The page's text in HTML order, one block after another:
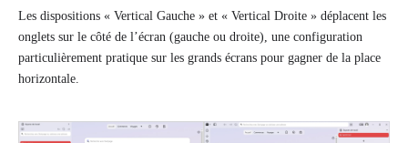
Les dispositions « Vertical Gauche » et « Vertical Droite » déplacent les
onglets sur le côté de l’écran (gauche ou droite), une configuration
particulièrement pratique sur les grands écrans pour gagner de la place
horizontale.